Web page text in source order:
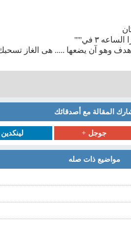
٣ في'''''
وهو آن يضعها ..... هى الغاز
المقالة مع أصدقائك
جوجل + لينكدين
مواضيع ذات صله